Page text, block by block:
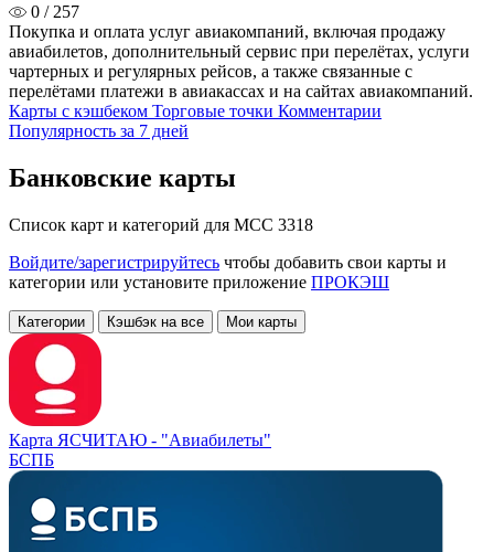
0 / 257
Покупка и оплата услуг авиакомпаний, включая продажу
авиабилетов, дополнительный сервис при перелётах, услуги
чартерных и регулярных рейсов, а также связанные с
перелётами платежи в авиакассах и на сайтах авиакомпаний.
Карты с кэшбеком Торговые точки Комментарии
Популярность за 7 дней
Банковские карты
Список карт и категорий для MCC 3318
Войдите/зарегистрируйтесь чтобы добавить свои карты и
категории или установите приложение ПРОКЭШ
Категории Кэшбэк на все Мои карты
Карта ЯСЧИТАЮ - "Авиабилеты"
БСПБ